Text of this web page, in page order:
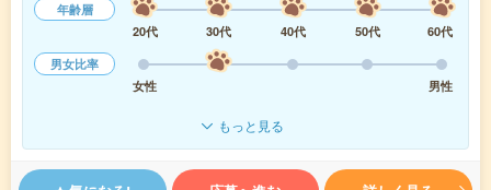
年齢層
20代
30代 40代 50代
60代
男女比率
女性
男性
もっと見る